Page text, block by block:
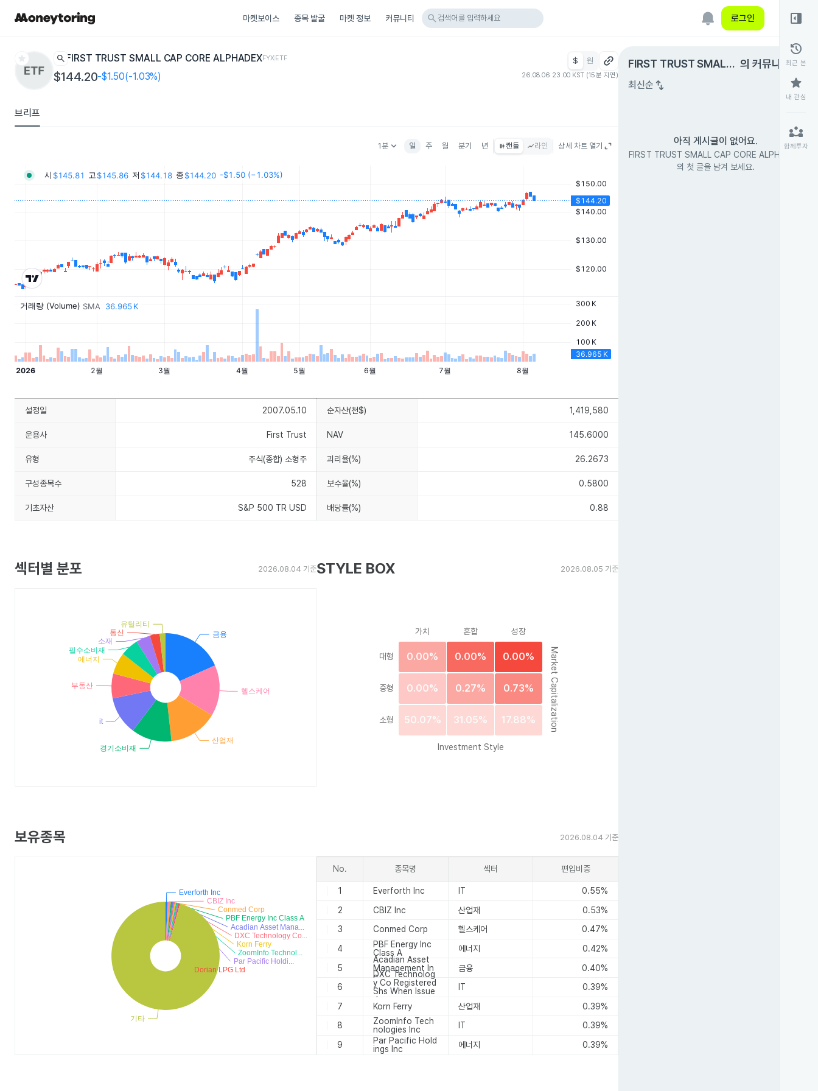
마켓보이스 종목 발굴 마켓 정보 커뮤니티 search 검색어를 입력하세요 로그인
star search FIRST TRUST SMALL CAP CORE ALPHADEXFYXETF
$144.20-$1.50(-1.03%)
$ 원
26.08.06 23:00 KST (15분 지연)
브리프
1분keyboard_arrow_down 일 주 월 분기 년 캔들 라인 상세 차트 열기
FIRST TRUST SMALL
CAP CORE ALPHADEX
의 커뮤니티expand_circle_right
최신순 swap_vert
아직 게시글이 없어요.
FIRST TRUST SMALL CAP CORE ALPHADEX
의 첫 글을 남겨 보세요.
right_panel_open
history
최근 본
star
내 관심
partner_exchange
함께투자